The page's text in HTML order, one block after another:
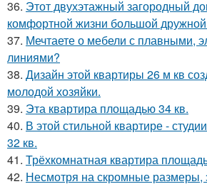
36. Этот двухэтажный загородный
комфортной жизни большой
37. Мечтаете о мебели с плавными,
линиями?
38. Дизайн этой квартиры 26 м кв
молодой хозяйки.
39. Эта квартира площадью 34 кв.
40. В этой стильной квартире -
32 кв.
41. Трёхкомнатная квартира
42. Несмотря на скромные размеры,